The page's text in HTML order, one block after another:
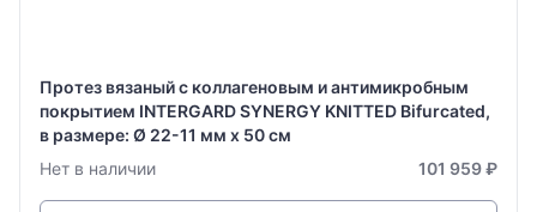
Протез вязаный с коллагеновым и антимикробным
покрытием INTERGARD SYNERGY KNITTED Bifurcated,
в размере: Ø 22-11 мм х 50 см
Нет в наличии
101 959 ₽